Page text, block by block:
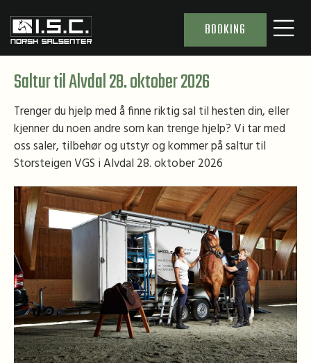
BOOKING
Saltur til Alvdal 28. oktober 2026
Trenger du hjelp med å finne riktig sal til hesten din, eller
kjenner du noen andre som kan trenge hjelp? Vi tar med
oss saler, tilbehør og utstyr og kommer på saltur til
Storsteigen VGS i Alvdal 28. oktober 2026